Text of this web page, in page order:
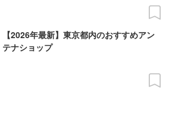
【2026年最新】東京都内のおすすめアン
テナショップ